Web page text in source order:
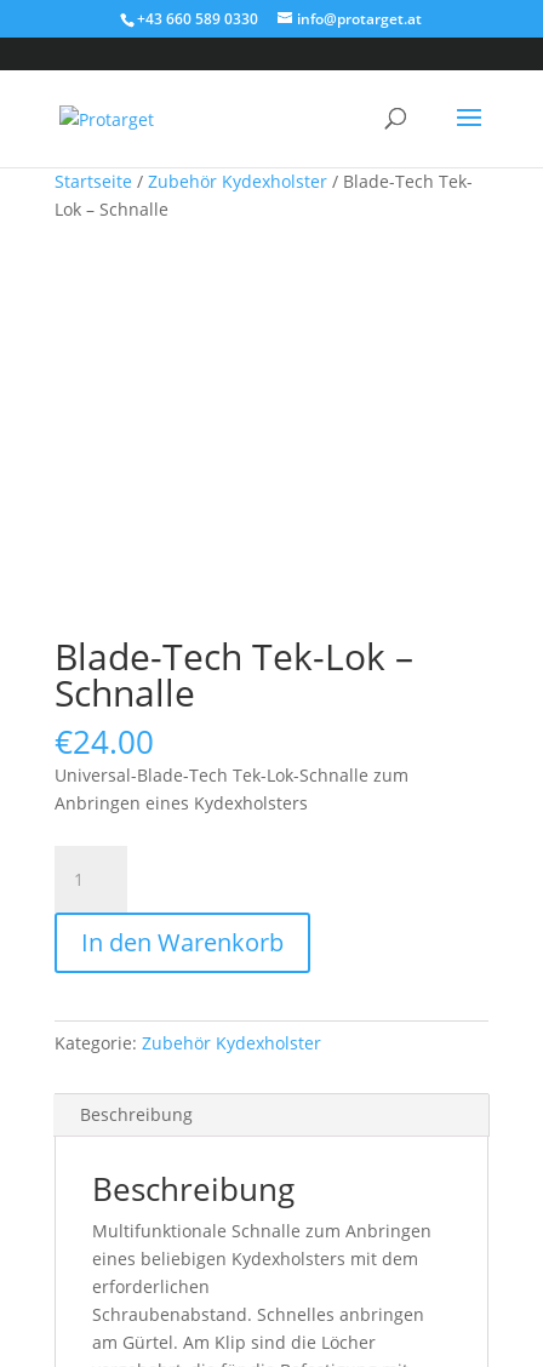
+43 660 589 0330 info@protarget.at
Startseite / Zubehör Kydexholster/ Blade-Tech Tek-
Lok – Schnalle
Blade-Tech Tek-Lok –
Schnalle
€24.00
Universal-Blade-Tech Tek-Lok-Schnalle zum
Anbringen eines Kydexholsters
Tech
Tek-
-
Menge
In den Warenkorb
Kategorie: Zubehör Kydexholster
Beschreibung
Beschreibung
Multifunktionale Schnalle zum Anbringen
eines beliebigen Kydexholsters mit dem
erforderlichen
Schraubenabstand. Schnelles anbringen
am Gürtel. Am Klip sind die Löcher